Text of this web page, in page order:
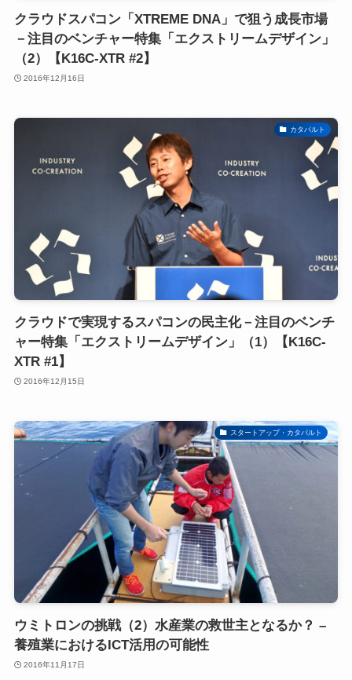
クラウドスパコン「XTREME DNA」で狙う成長市場
－注目のベンチャー特集「エクストリームデザイン」
（2）【K16C-XTR #2】
2016年12月16日
カタパルト
クラウドで実現するスパコンの民主化－注目のベンチ
ャー特集「エクストリームデザイン」（1）【K16C-
XTR #1】
2016年12月15日
スタートアップ・カタパルト
ウミトロンの挑戦（2）水産業の救世主となるか？ –
養殖業におけるICT活用の可能性
2016年11月17日